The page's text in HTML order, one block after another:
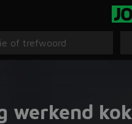
werkend kok